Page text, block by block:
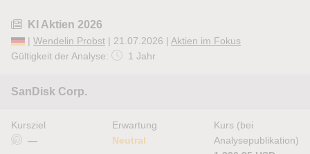
KI Aktien 2026
| Wendelin Probst | 21.07.2026 | Aktien im Fokus
Gültigkeit der Analyse:
1 Jahr
SanDisk Corp.
Kursziel
—
Erwartung
Neutral
Kurs (bei
Analysepublikation)